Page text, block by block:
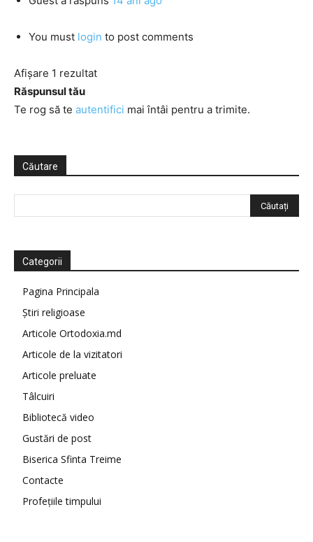
You must login to post comments
Afișare 1 rezultat
Răspunsul tău
Te rog să te autentifici mai întâi pentru a trimite.
Căutare
Categorii
Pagina Principala
Știri religioase
Articole Ortodoxia.md
Articole de la vizitatori
Articole preluate
Tâlcuiri
Bibliotecă video
Gustări de post
Biserica Sfinta Treime
Contacte
Profețiile timpului